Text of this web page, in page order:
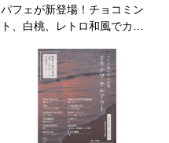
パフェが新登場！チョコミン
ト、白桃、レトロ和風でカ…